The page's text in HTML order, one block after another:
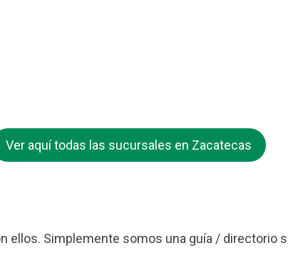
Ver aquí todas las sucursales en Zacatecas
ellos. Simplemente somos una guía / directorio